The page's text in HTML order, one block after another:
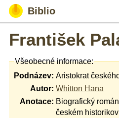
Biblio
František
Všeobecné informace:
Podnázev: Aristokrat
Autor: Whitton Hana
Anotace: Biografický
českém